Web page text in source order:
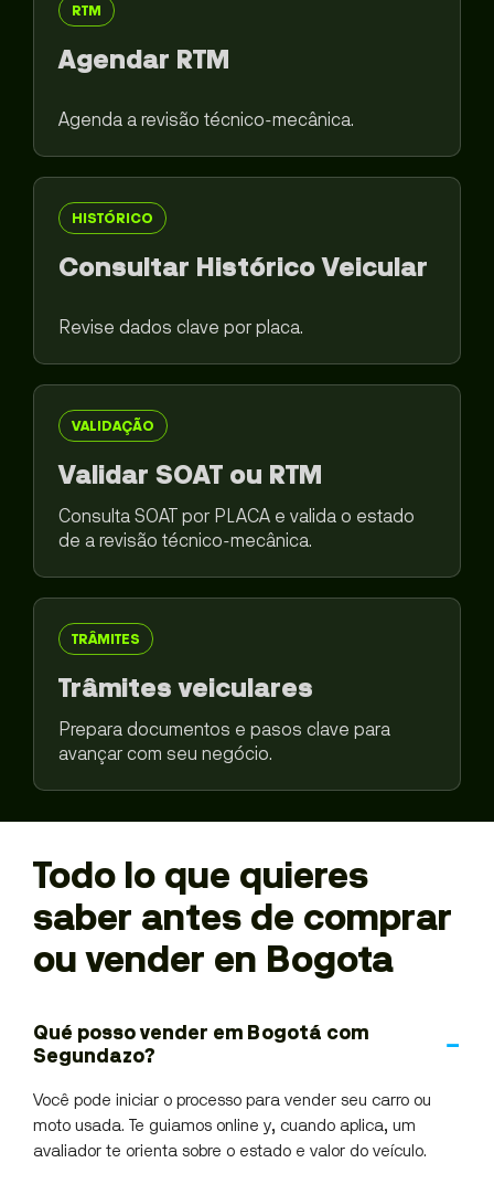
RTM
Agendar RTM
Agenda a revisão técnico-mecânica.
HISTÓRICO
Consultar Histórico Veicular
Revise dados clave por placa.
VALIDAÇÃO
Validar SOAT ou RTM
Consulta SOAT por PLACA e valida o estado
de a revisão técnico-mecânica.
TRÂMITES
Trâmites veiculares
Prepara documentos e pasos clave para
avançar com seu negócio.
Todo lo que quieres
saber antes de comprar
ou vender en Bogota
Qué posso vender em Bogotá com
Segundazo?
Você pode iniciar o processo para vender seu carro ou
moto usada. Te guiamos online y, cuando aplica, um
avaliador te orienta sobre o estado e valor do veículo.